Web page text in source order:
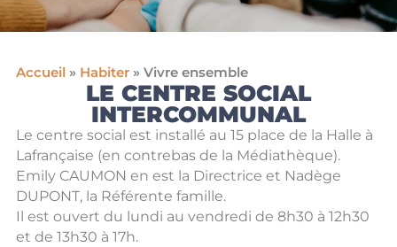
Accueil » Habiter» Vivre ensemble
LE CENTRE SOCIAL
INTERCOMMUNAL
Le centre social est installé au 15 place de la Halle à
Lafrançaise (en contrebas de la Médiathèque).
Emily CAUMON en est la Directrice et Nadège
DUPONT, la Référente famille.
Il est ouvert du lundi au vendredi de 8h30 à 12h30
et de 13h30 à 17h.